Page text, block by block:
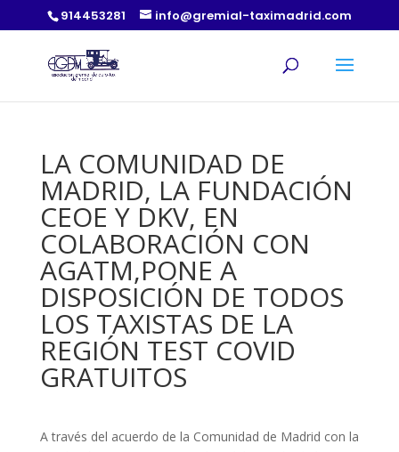
914453281 info@gremial-taximadrid.com
LA COMUNIDAD DE
MADRID, LA FUNDACIÓN
CEOE Y DKV, EN
COLABORACIÓN CON
AGATM,PONE A
DISPOSICIÓN DE TODOS
LOS TAXISTAS DE LA
REGIÓN TEST COVID
GRATUITOS
A través del acuerdo de la Comunidad de Madrid con la